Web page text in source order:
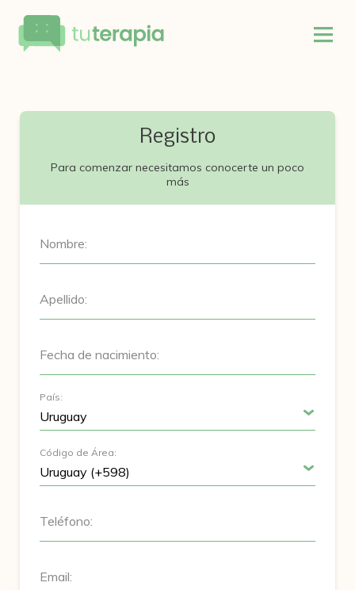
Registro
Para comenzar necesitamos conocerte un poco
más
Nombre:
Apellido:
Fecha de nacimiento:
País:
Código de Área:
Teléfono:
Email: